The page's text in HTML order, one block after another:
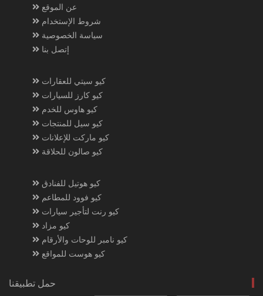
عن الموقع
شروط الإستخدام
سياسة الخصوصية
إتصل بنا
كيو سيتي للعقارات
كيو كارز للسيارات
كيو هاوس للخدم
كيو سيل للمنتجات
كيو ماركت للإعلانات
كيو صالون للحلاقة
كيو هوتيل للفنادق
كيو فوود للمطاعم
كيو رنت لتأجير سيارات
كيو مزاد
كيو نامبر للوحات والأرقام
كيو هوست للمواقع
حمل تطبيقنا